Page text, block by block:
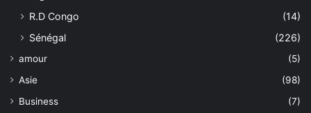
R.D Congo
(14)
Sénégal
(226)
amour
(5)
Asie
(98)
Business
(7)